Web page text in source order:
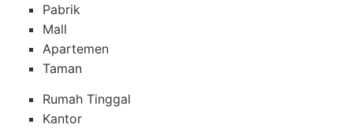
Pabrik
Mall
Apartemen
Taman
Rumah Tinggal
Kantor